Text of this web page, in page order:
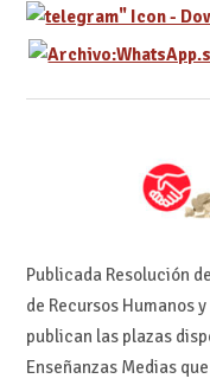
Publicada Resolución
de Recursos Humanos
publican las plazas
Enseñanzas Medias